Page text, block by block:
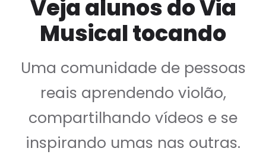
Veja alunos do Via
Musical tocando
Uma comunidade de pessoas
reais aprendendo violão,
compartilhando vídeos e se
inspirando umas nas outras.